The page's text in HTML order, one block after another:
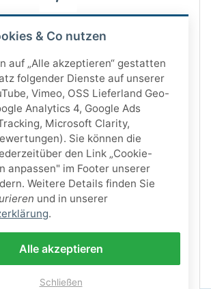
& Co nutzen
auf „Alle akzeptieren“ gestatten
folgender Dienste auf unserer
Vimeo, OSS Lieferland Geo-
Analytics 4, Google Ads
Microsoft Clarity,
Sie können die
den Link „Cookie-
anpassen" im Footer unserer
Weitere Details finden Sie
und in unserer
.
Alle akzeptieren
Schließen